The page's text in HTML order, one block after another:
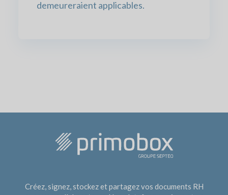
demeureraient applicables.
Créez, signez, stockez et partagez vos documents RH